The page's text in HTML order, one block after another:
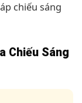
chiếu sáng
Chiếu Sáng